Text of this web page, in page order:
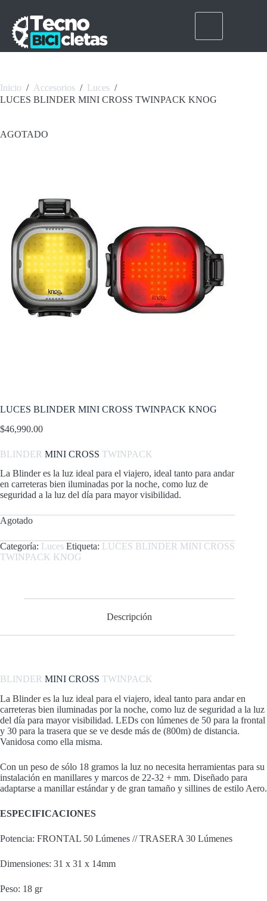
contenido
Inicio / Accesorios / Luces /
LUCES BLINDER MINI CROSS TWINPACK KNOG
AGOTADO
LUCES BLINDER MINI CROSS TWINPACK KNOG
$46,990.00
BLINDER MINI CROSS TWINPACK
La Blinder es la luz ideal para el viajero, ideal tanto para andar
en carreteras bien iluminadas por la noche, como luz de
seguridad a la luz del día para mayor visibilidad.
Agotado
Categoría: Luces Etiqueta: LUCES BLINDER MINI CROSS
TWINPACK KNOG
Descripción
BLINDER MINI CROSS TWINPACK
La Blinder es la luz ideal para el viajero, ideal tanto para andar en
carreteras bien iluminadas por la noche, como luz de seguridad a la luz
del día para mayor visibilidad. LEDs con lúmenes de 50 para la frontal
y 30 para la trasera que se ve desde más de (800m) de distancia.
Vanidosa como ella misma.
Con un peso de sólo 18 gramos la luz no necesita herramientas para su
instalación en manillares y marcos de 22-32 + mm. Diseñado para
adaptarse a manillar estándar y de gran tamaño y sillines de estilo Aero.
ESPECIFICACIONES
Potencia: FRONTAL 50 Lúmenes // TRASERA 30 Lúmenes
Dimensiones: 31 x 31 x 14mm
Peso: 18 gr